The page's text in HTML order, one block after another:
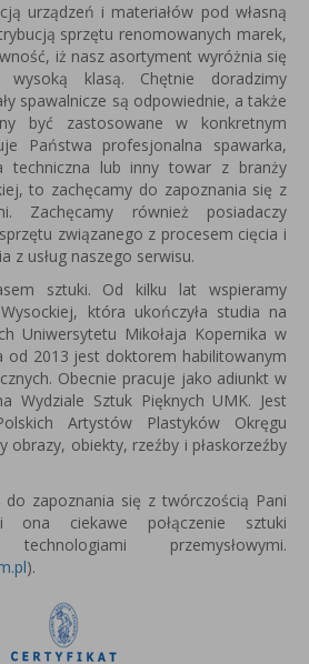
urządzeń i materiałów pod własną
sprzętu renomowanych marek,
iż nasz asortyment wyróżnia się
wysoką klasą. Chętnie doradzimy
spawalnicze są odpowiednie, a także
być zastosowane w konkretnym
Państwa profesjonalna spawarka,
techniczna lub inny towar z branży
to zachęcamy do zapoznania się z
Zachęcamy również posiadaczy
związanego z procesem cięcia i
z usług naszego serwisu.
sztuki. Od kilku lat wspieramy
która ukończyła studia na
Uniwersytetu Mikołaja Kopernika w
od 2013 jest doktorem habilitowanym
Obecnie pracuje jako adiunkt w
Wydziale Sztuk Pięknych UMK. Jest
Artystów Plastyków Okręgu
obrazy, obiekty, rzeźby i płaskorzeźby
do zapoznania się z twórczością Pani
ona ciekawe połączenie sztuki
przemysłowymi.
).